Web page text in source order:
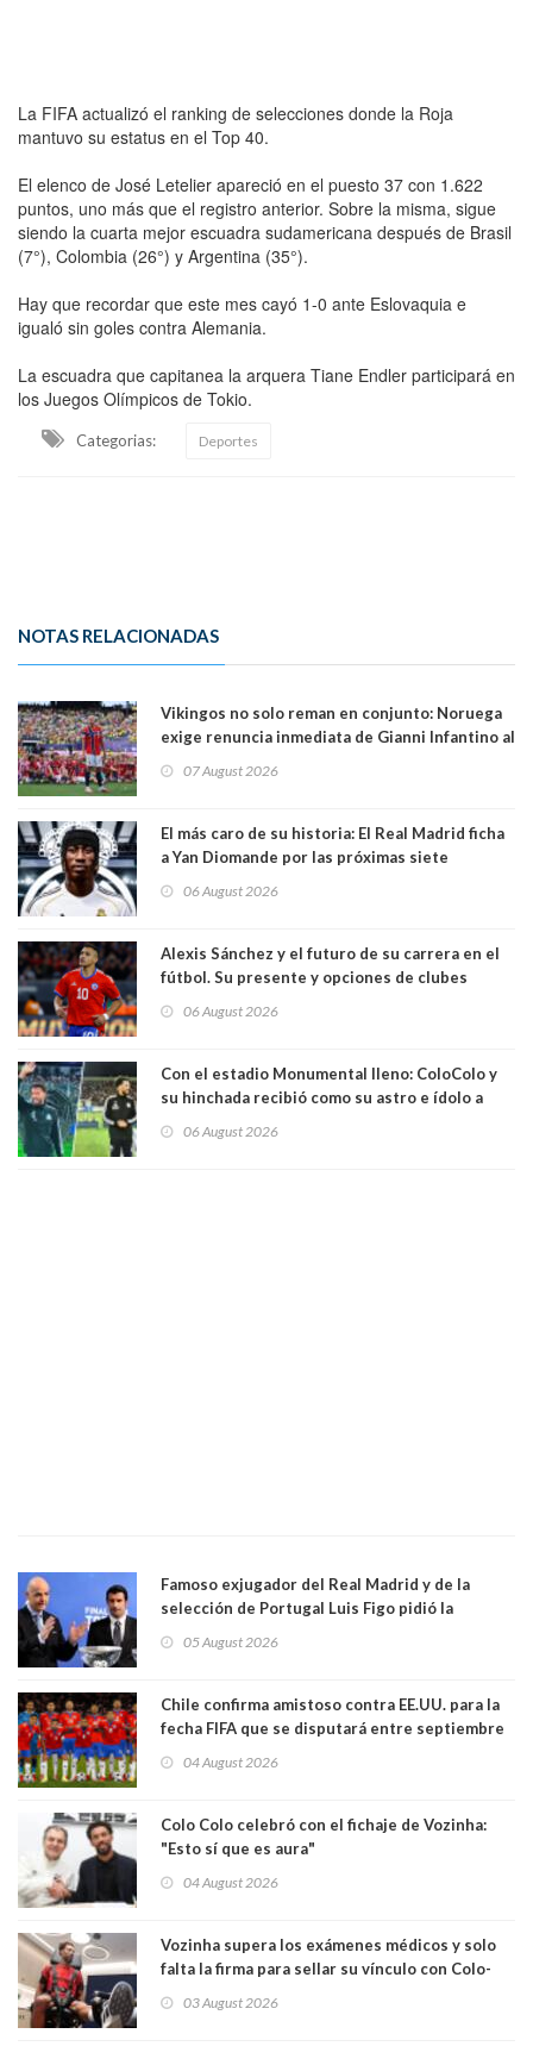
La FIFA actualizó el ranking de selecciones donde la Roja
mantuvo su estatus en el Top 40.
El elenco de José Letelier apareció en el puesto 37 con 1.622
puntos, uno más que el registro anterior. Sobre la misma, sigue
siendo la cuarta mejor escuadra sudamericana después de Brasil
(7°), Colombia (26°) y Argentina (35°).
Hay que recordar que este mes cayó 1-0 ante Eslovaquia e
igualó sin goles contra Alemania.
La escuadra que capitanea la arquera Tiane Endler participará en
los Juegos Olímpicos de Tokio.
Categorias: Deportes
NOTAS RELACIONADAS
Vikingos no solo reman en conjunto: Noruega
exige renuncia inmediata de Gianni Infantino al
07 August 2026
El más caro de su historia: El Real Madrid ficha
a Yan Diomande por las próximas siete
06 August 2026
Alexis Sánchez y el futuro de su carrera en el
fútbol. Su presente y opciones de clubes
06 August 2026
Con el estadio Monumental lleno: ColoColo y
su hinchada recibió como su astro e ídolo a
06 August 2026
Famoso exjugador del Real Madrid y de la
selección de Portugal Luis Figo pidió la
comportamiento más bajo y cobarde que he
05 August 2026
Chile confirma amistoso contra EE.UU. para la
fecha FIFA que se disputará entre septiembre
04 August 2026
Colo Colo celebró con el fichaje de Vozinha:
"Esto sí que es aura"
04 August 2026
Vozinha supera los exámenes médicos y solo
falta la firma para sellar su vínculo con Colo-
03 August 2026